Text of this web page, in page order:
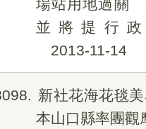
場站用地過關
並將提行
2013-11-14
新社花海花毯
本山口縣率團觀